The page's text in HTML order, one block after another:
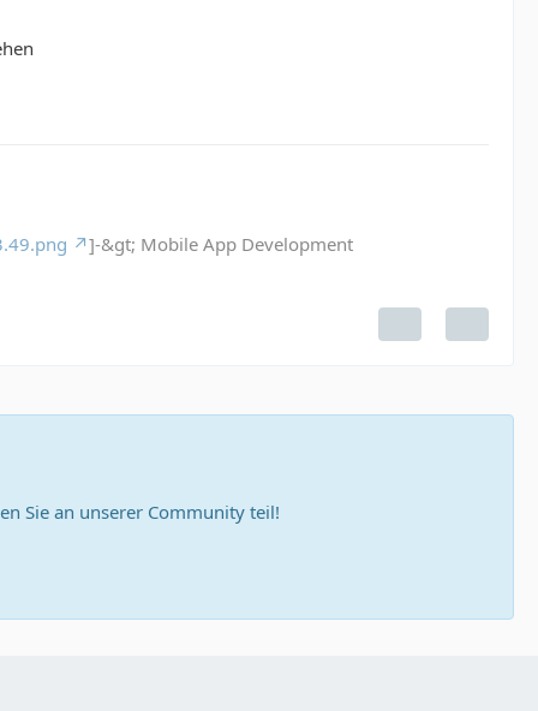
]-&gt; Mobile App Development
Sie an unserer Community teil!